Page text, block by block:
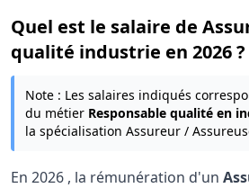
Quel est le salaire de
qualité industrie en 2026 ?
Note : Les salaires indiqués
du métier Responsable qualité en
la spécialisation Assureur /
En 2026 , la rémunération d'un